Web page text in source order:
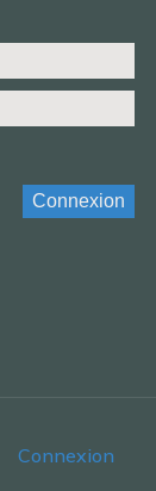
Connexion
Connexion